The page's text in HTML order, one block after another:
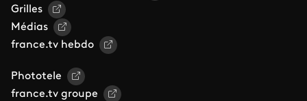
Grilles
Médias
france.tv hebdo
Phototele
france.tv groupe